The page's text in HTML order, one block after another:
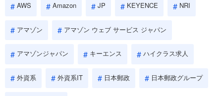
AWS Amazon JP KEYENCE NRI
アマゾン アマゾン ウェブ サービス ジャパン
アマゾンジャパン キーエンス ハイクラス求人
外資系 外資系IT 日本郵政 日本郵政グループ